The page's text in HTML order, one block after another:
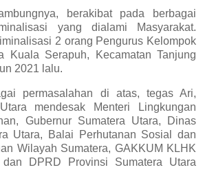
berakibat pada berbagai
yang dialami Masyarakat.
2 orang Pengurus Kelompok
Kuala Serapuh, Kecamatan Tanjung
2021 lalu.
permasalahan di atas, tegas Ari,
mendesak Menteri Lingkungan
Gubernur Sumatera Utara, Dinas
Utara, Balai Perhutanan Sosial dan
Wilayah Sumatera, GAKKUM KLHK
DPRD Provinsi Sumatera Utara